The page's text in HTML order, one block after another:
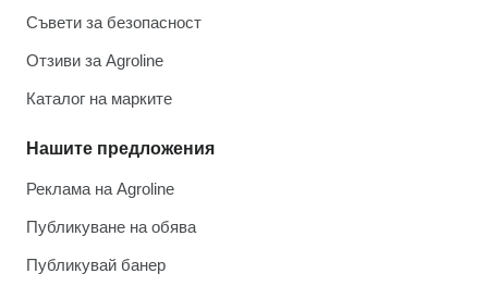
Съвети за безопасност
Отзиви за Agroline
Каталог на марките
Нашите предложения
Реклама на Agroline
Публикуване на обява
Публикувай банер